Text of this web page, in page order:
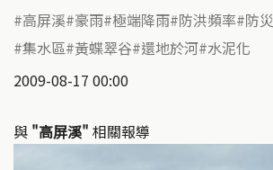
高屏溪 豪雨 極端降雨 防洪頻率 防災
集水區 黃蝶翠谷 還地於河 水泥化
2009-08-17 00:00
與 "高屏溪" 相關報導